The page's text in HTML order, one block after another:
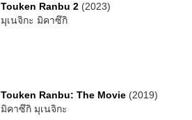
Touken Ranbu 2(2023)
มุเนจิกะ มิคาซึกิ
Touken Ranbu: The Movie(2019)
มิคาซึกิ มุเนจิกะ